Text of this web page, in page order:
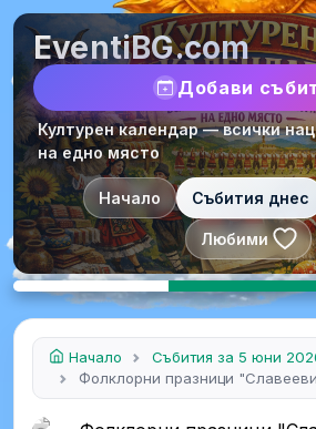
EventiBG.com
Добави
Културен календар — всички
на едно място
Начало Събития днес
Любими
Начало
Събития за 5 юни
Фолклорни празници